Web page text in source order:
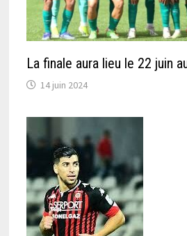
La finale aura lieu le 22 juin
14 juin 2024